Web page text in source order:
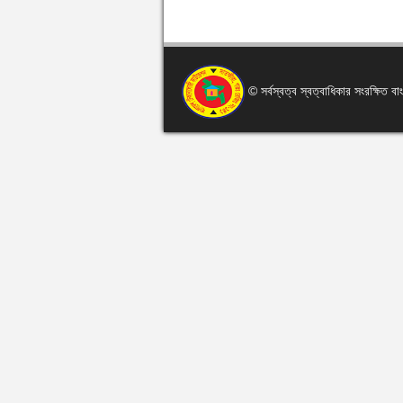
© সর্বস্বত্ব স্বত্বাধিকার সংরক্ষিত